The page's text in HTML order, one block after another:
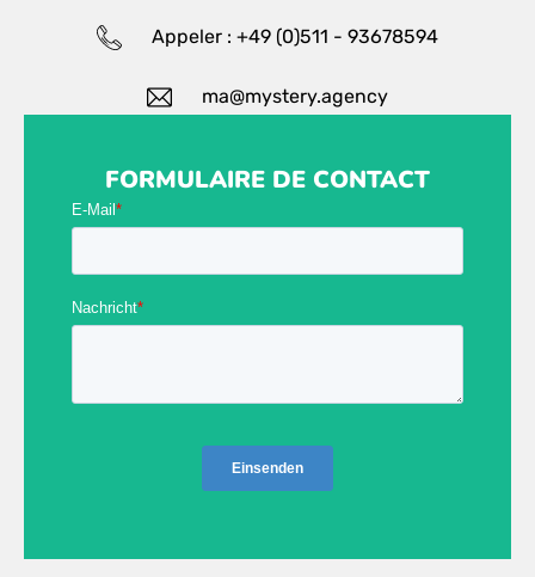
Appeler : +49 (0)511 - 93678594
ma@mystery.agency
FORMULAIRE DE CONTACT